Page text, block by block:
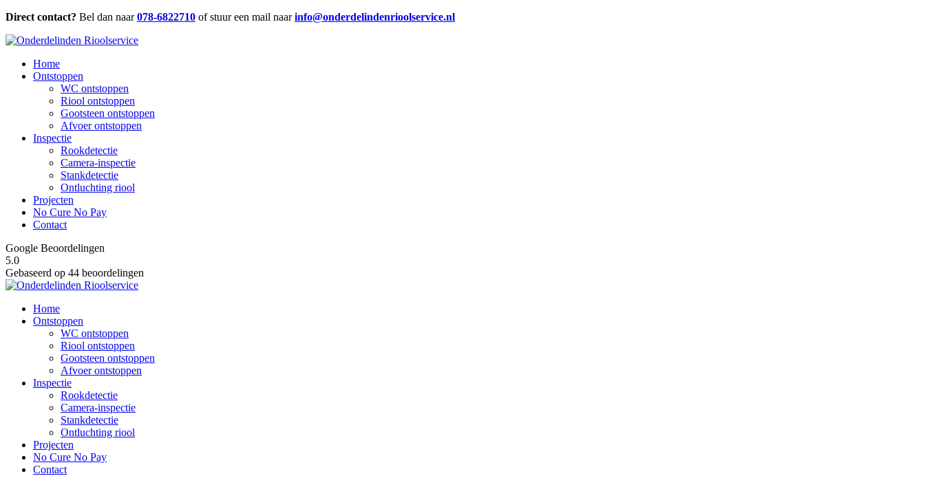
Direct contact? Bel dan naar078-6822710 of stuur een mail naarinfo@onderdelindenrioolservice.nl
Home
Ontstoppen
WC ontstoppen
Riool ontstoppen
Gootsteen ontstoppen
Afvoer ontstoppen
Inspectie
Rookdetectie
Camera-inspectie
Stankdetectie
Ontluchting riool
Projecten
No Cure No Pay
Contact
Google Beoordelingen
5.0
Gebaseerd op 44 beoordelingen
Home
Ontstoppen
WC ontstoppen
Riool ontstoppen
Gootsteen ontstoppen
Afvoer ontstoppen
Inspectie
Rookdetectie
Camera-inspectie
Stankdetectie
Ontluchting riool
Projecten
No Cure No Pay
Contact